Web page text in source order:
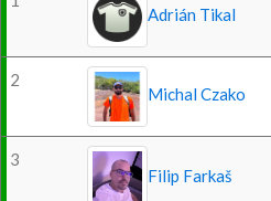
Adrián Tikal
2
Michal Czako
3
Filip Farkaš